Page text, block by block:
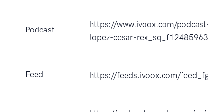
Podcast
https://www.ivoox.com/podcast-
lopez-cesar-
Feed https://feeds.ivoox.com/